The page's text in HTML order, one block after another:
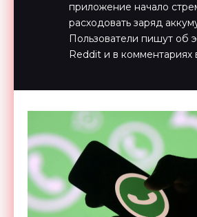
приложение начало
расходовать заряд
Пользователи пишут об
Reddit и в комментариях